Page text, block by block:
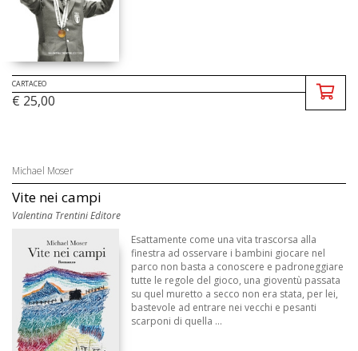
CARTACEO
€ 25,00
Michael Moser
Vite nei campi
Valentina Trentini Editore
Esattamente come una vita trascorsa alla
finestra ad osservare i bambini giocare nel
parco non basta a conoscere e padroneggiare
tutte le regole del gioco, una gioventù passata
su quel muretto a secco non era stata, per lei,
bastevole ad entrare nei vecchi e pesanti
scarponi di quella ...